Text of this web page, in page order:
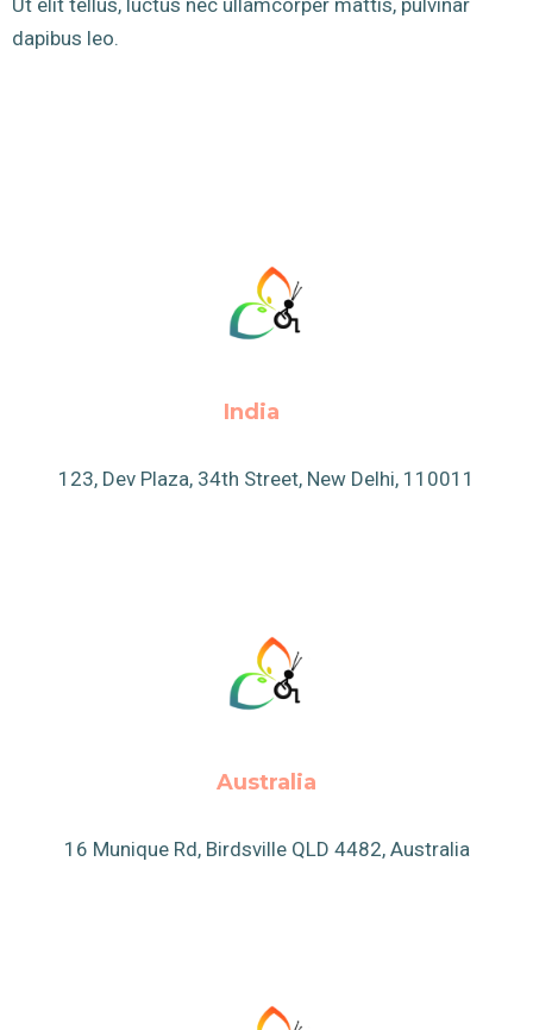
dapibus leo.
India
123, Dev Plaza, 34th Street, New Delhi, 110011
Australia
16 Munique Rd, Birdsville QLD 4482, Australia